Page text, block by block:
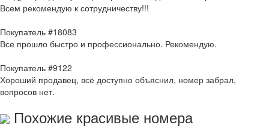
Всем рекомендую к сотрудничеству!!!
Покупатель #18083
Все прошло быстро и профессионально. Рекомендую.
Покупатель #9122
Хороший продавец, всё доступно объяснил, номер забрал,
вопросов нет.
Похожие красивые номера